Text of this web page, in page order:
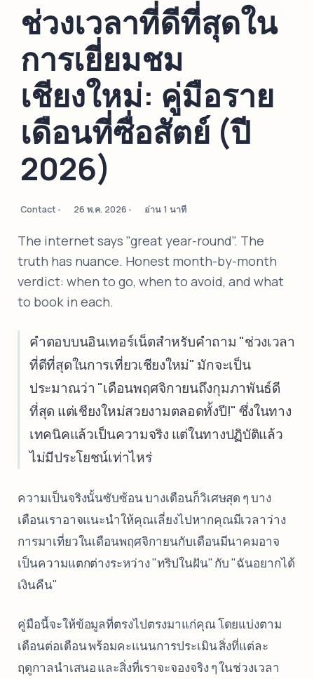
ช่วงเวลาที่ดีที่สุดใน
การเยี่ยมชม
เชียงใหม่: คู่มือราย
เดือนที่ซื่อสัตย์ (ปี
2026)
Contact 26 พ.ค. 2026 อ่าน 1 นาที
The internet says "great year-round". The
truth has nuance. Honest month-by-month
verdict: when to go, when to avoid, and what
to book in each.
คำตอบบนอินเทอร์เน็ตสำหรับคำถาม "ช่วงเวลา
ที่ดีที่สุดในการเที่ยวเชียงใหม่" มักจะเป็น
ประมาณว่า "เดือนพฤศจิกายนถึงกุมภาพันธ์ดี
ที่สุด แต่เชียงใหม่สวยงามตลอดทั้งปี!" ซึ่งในทาง
เทคนิคแล้วเป็นความจริง แต่ในทางปฏิบัติแล้ว
ไม่มีประโยชน์เท่าไหร่
ความเป็นจริงนั้นซับซ้อน บางเดือนก็วิเศษสุด ๆ บาง
เดือนเราอาจแนะนำให้คุณเลี่ยงไปหากคุณมีเวลาว่าง
การมาเที่ยวในเดือนพฤศจิกายนกับเดือนมีนาคมอาจ
เป็นความแตกต่างระหว่าง "ทริปในฝัน" กับ "ฉันอยากได้
เงินคืน"
คู่มือนี้จะให้ข้อมูลที่ตรงไปตรงมาแก่คุณ โดยแบ่งตาม
เดือนต่อเดือน พร้อมคะแนนการประเมิน สิ่งที่แต่ละ
ฤดูกาลนำเสนอ และสิ่งที่เราจะจองจริง ๆ ในช่วงเวลา